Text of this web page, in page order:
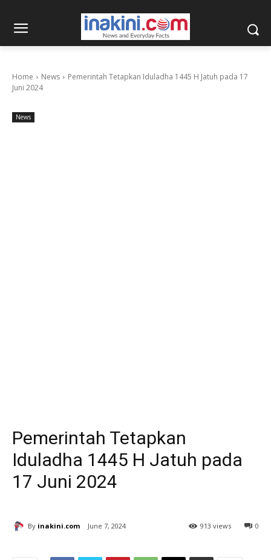
Home News
Pemerintah Tetapkan Iduladha 1445 H Jatuh pada 17
Juni 2024
News
Pemerintah Tetapkan
Iduladha 1445 H Jatuh pada
17 Juni 2024
By inakini.com June 7, 2024 0
913 views